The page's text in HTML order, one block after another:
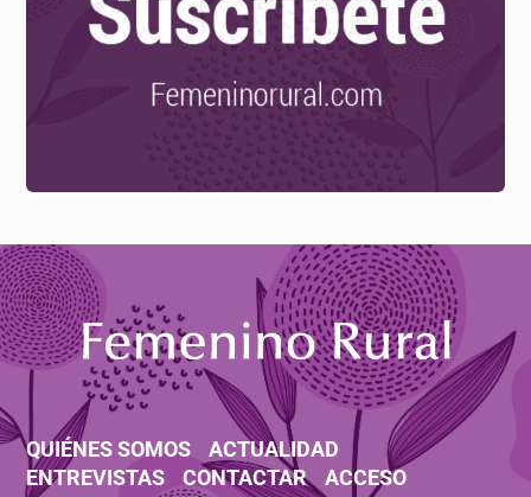
QUIÉNES SOMOS
ACTUALIDAD
ENTREVISTAS
CONTACTAR ACCESO